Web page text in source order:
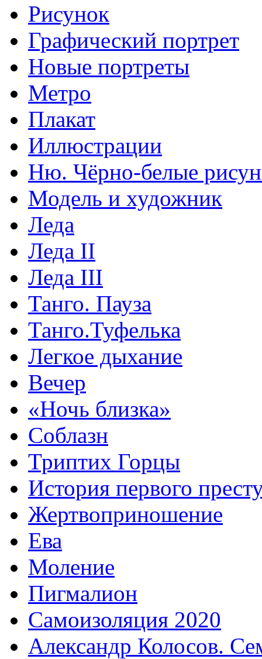
Рисунок
Графический портрет
Новые портреты
Метро
Плакат
Иллюстрации
Ню. Чёрно-белые
Модель и художник
Леда
Леда II
Леда III
Танго. Пауза
Танго.Туфелька
Легкое дыхание
Вечер
«Ночь близка»
Соблазн
Триптих Горцы
История первого
Жертвоприношение
Ева
Моление
Пигмалион
Самоизоляция 2020
Александр Колосов.